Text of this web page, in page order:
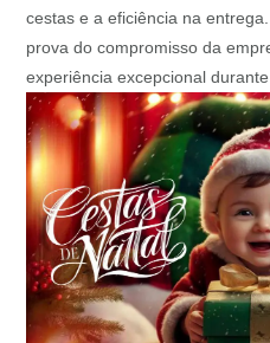
cestas e a eficiência na
prova do compromisso da
experiência excepcional